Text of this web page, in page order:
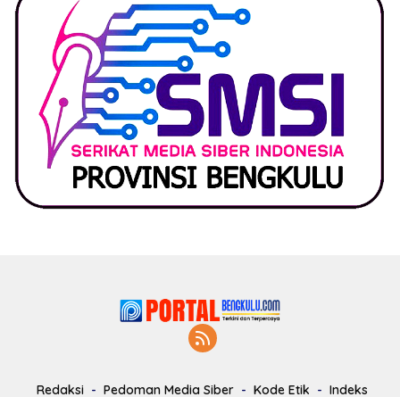
Redaksi Pedoman Media Siber Kode Etik Indeks